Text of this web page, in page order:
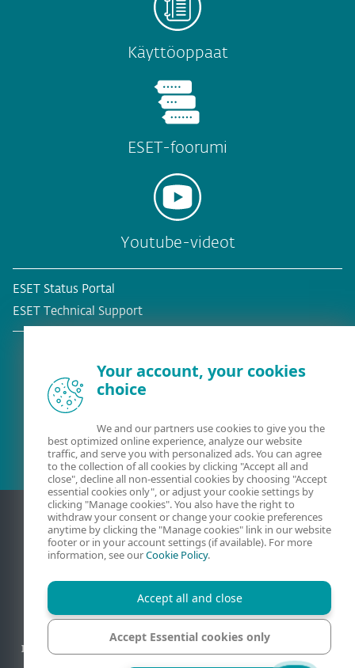
Käyttöoppaat
ESET-foorumi
Youtube-videot
ESET Status Portal
ESET Technical Support
Oikeudelliset tiedot
Ilmoita haavoittuvuuksista
Your account, your cookies
choice
We and our partners use cookies to give you the
best optimized online experience, analyze our website
traffic, and serve you with personalized ads. You can agree
to the collection of all cookies by clicking "Accept all and
close", decline all non-essential cookies by choosing "Accept
essential cookies only", or adjust your cookie settings by
clicking "Manage cookies". You also have the right to
withdraw your consent or change your cookie preferences
anytime by clicking the "Manage cookies" link in our website
footer or in your account settings (if available). For more
information, see ourCookie Policy.
Accept all and close
Accept Essential cookies only